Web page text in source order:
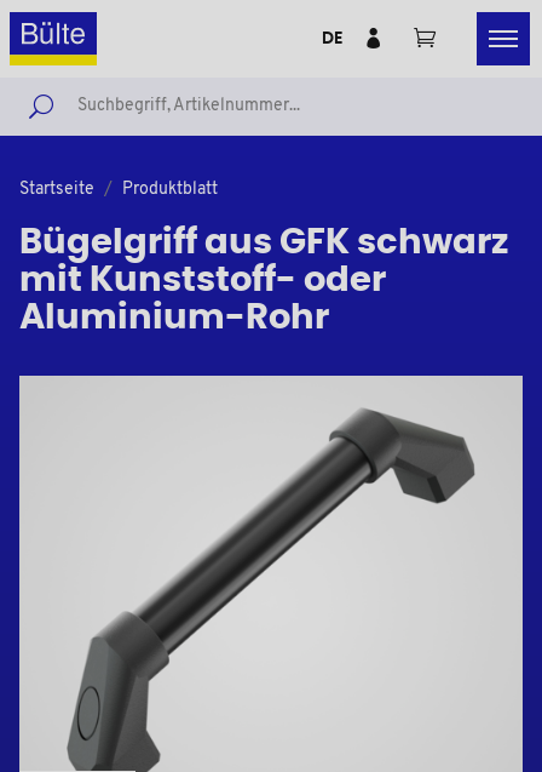
DE
Startseite Produktblatt
Bügelgriff aus GFK schwarz
mit Kunststoff- oder
Aluminium-Rohr